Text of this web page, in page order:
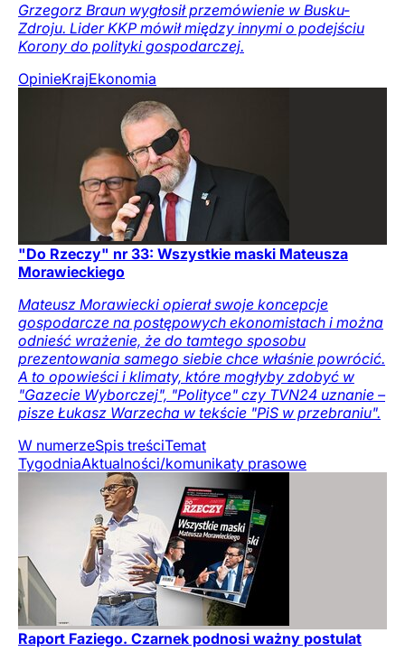
Grzegorz Braun wygłosił przemówienie w Busku-
Zdroju. Lider KKP mówił między innymi o podejściu
Korony do polityki gospodarczej.
OpinieKrajEkonomia
"Do Rzeczy" nr 33: Wszystkie maski Mateusza
Morawieckiego
Mateusz Morawiecki opierał swoje koncepcje
gospodarcze na postępowych ekonomistach i można
odnieść wrażenie, że do tamtego sposobu
prezentowania samego siebie chce właśnie powrócić.
A to opowieści i klimaty, które mogłyby zdobyć w
"Gazecie Wyborczej", "Polityce" czy TVN24 uznanie –
pisze Łukasz Warzecha w tekście "PiS w przebraniu".
W numerzeSpis treściTemat
TygodniaAktualności/komunikaty prasowe
Raport Faziego. Czarnek podnosi ważny postulat